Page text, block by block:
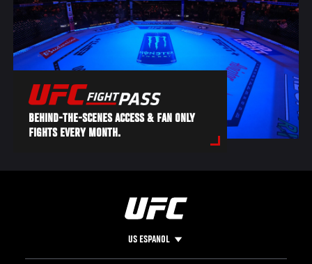
BEHIND-THE-SCENES ACCESS & FAN ONLY
FIGHTS EVERY MONTH.
US ESPANOL